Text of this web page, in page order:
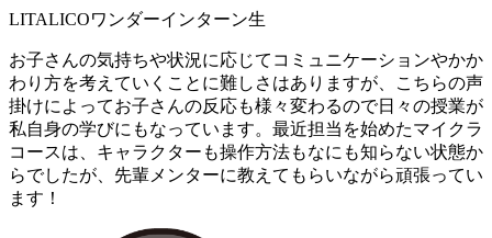
LITALICOワンダーインターン生
お子さんの気持ちや状況に応じてコミュニケーションやかか
わり方を考えていくことに難しさはありますが、こちらの声
掛けによってお子さんの反応も様々変わるので日々の授業が
私自身の学びにもなっています。最近担当を始めたマイクラ
コースは、キャラクターも操作方法もなにも知らない状態か
らでしたが、先輩メンターに教えてもらいながら頑張ってい
ます！